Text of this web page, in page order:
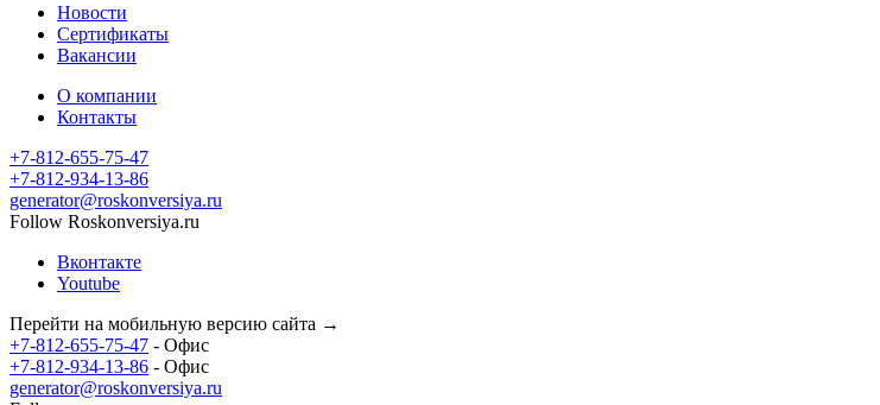
Новости
Сертификаты
Вакансии
О компании
Контакты
+7-812-655-75-47
+7-812-934-13-86
generator@roskonversiya.ru
Follow Roskonversiya.ru
Вконтакте
Youtube
Перейти на мобильную версию сайта →
+7-812-655-75-47 - Офис
+7-812-934-13-86 - Офис
generator@roskonversiya.ru